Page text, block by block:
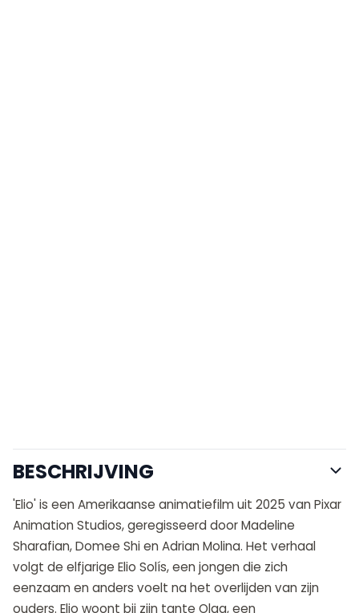
BESCHRIJVING
'Elio' is een Amerikaanse animatiefilm uit 2025 van Pixar
Animation Studios, geregisseerd door Madeline
Sharafian, Domee Shi en Adrian Molina. Het verhaal
volgt de elfjarige Elio Solís, een jongen die zich
eenzaam en anders voelt na het overlijden van zijn
ouders. Elio woont bij zijn tante Olga, een